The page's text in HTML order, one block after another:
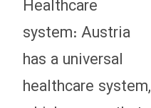
Healthcare
system: Austria
has a universal
healthcare system,